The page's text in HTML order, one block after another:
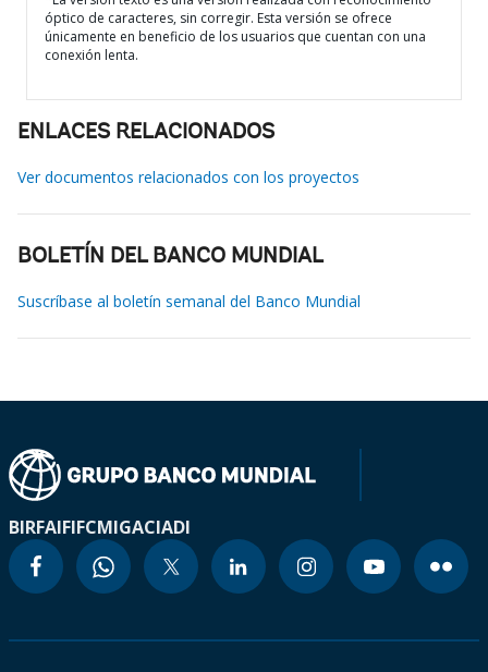
óptico de caracteres, sin corregir. Esta versión se ofrece
únicamente en beneficio de los usuarios que cuentan con una
conexión lenta.
ENLACES RELACIONADOS
Ver documentos relacionados con los proyectos
BOLETÍN DEL BANCO MUNDIAL
Suscríbase al boletín semanal del Banco Mundial
BIRFAIFIFCMIGACIADI